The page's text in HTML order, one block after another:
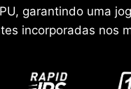
garantindo uma
incorporadas nos